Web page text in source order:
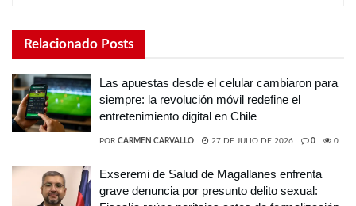
Relacionado Posts
Las apuestas desde el celular cambiaron para
siempre: la revolución móvil redefine el
entretenimiento digital en Chile
POR CARMEN CARVALLO 27 DE JULIO DE 2026 0 0
Exseremi de Salud de Magallanes enfrenta
grave denuncia por presunto delito sexual: